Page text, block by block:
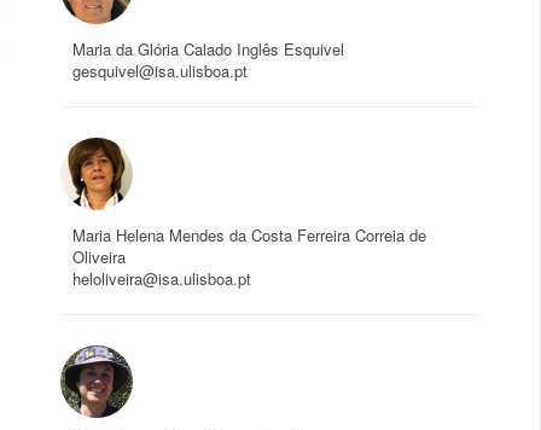
Maria da Glória Calado Inglês Esquivel
gesquivel@isa.ulisboa.pt
Maria Helena Mendes da Costa Ferreira Correia de
Oliveira
heloliveira@isa.ulisboa.pt